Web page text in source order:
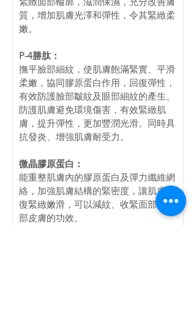
質，增加肌膚光澤和彈性，令其緊緻柔
嫩。
P-4勝肽：
撫平臉部細紋，使肌膚飽滿緊實、平滑
柔嫩，協同膠原蛋白作用，回復彈性，
有效防護臉部皺紋及眼部細紋的產生。
防護肌膚避免環境傷害，有效緊緻肌
膚，提升彈性，更加豐潤光滑。同時具
抗發炎、增強肌膚耐受力。
微晶膠原蛋白：
能重整肌膚內的膠原蛋白及彈力纖維網
絡，加強肌膚結構的緊密度，讓肌膚回
復緊緻嫩滑，可以減紋、收緊面部及眼
部皮膚的功效。